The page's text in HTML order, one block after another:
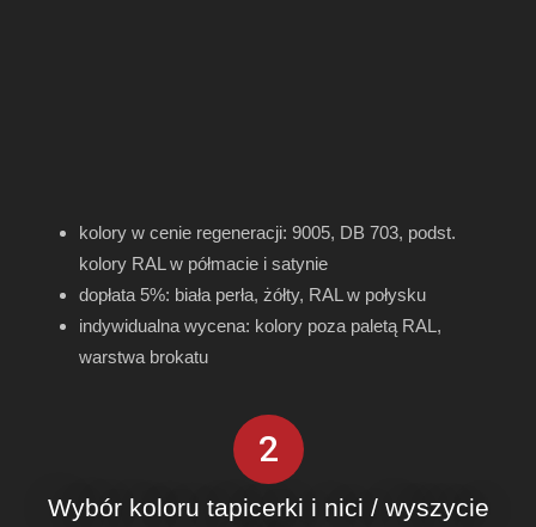
kolory w cenie regeneracji: 9005, DB 703, podst.
kolory RAL w półmacie i satynie
dopłata 5%: biała perła, żółty, RAL w połysku
indywidualna wycena: kolory poza paletą RAL,
warstwa brokatu
2
Wybór koloru tapicerki i nici / wyszycie